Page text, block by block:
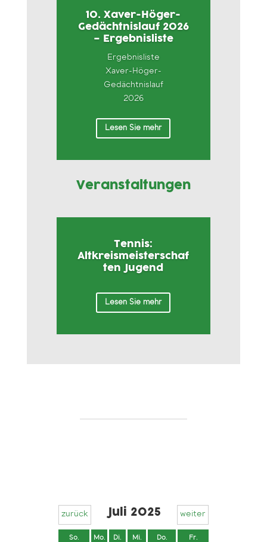
10. Xaver-Höger-
Gedächtnislauf 2026
– Ergebnisliste
Ergebnisliste
Xaver-Höger-
Gedächtnislauf
2026
Lesen Sie mehr
Veranstaltungen
Tennis:
Altkreismeisterschaf
ten Jugend
Lesen Sie mehr
zurück Juli 2025 weiter
So. Mo. Di. Mi. Do. Fr.